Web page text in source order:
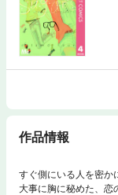
作品情報
すぐ側にいる人を密か
大事に胸に秘めた、